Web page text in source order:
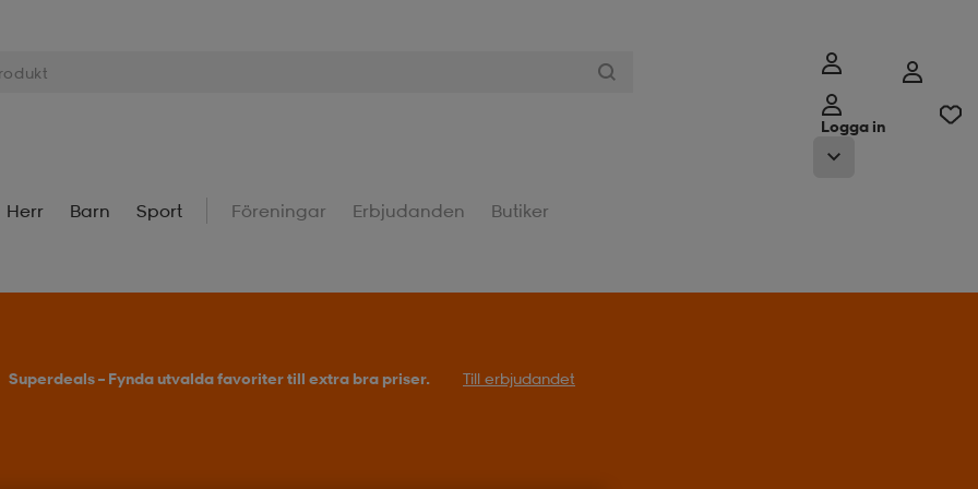
Logga in
Herr Barn Sport Föreningar Erbjudanden Butiker
Superdeals – Fynda utvalda favoriter till extra bra priser. Till erbjudandet